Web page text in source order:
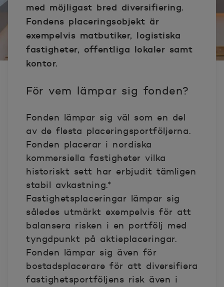
med möjligast bred diversifiering.
Fondens placeringsobjekt är
exempelvis matbutiker, logistiska
fastigheter, offentliga lokaler samt
kontor.
För vem lämpar sig fonden?
Fonden lämpar sig väl som en del
av de flesta placeringsportföljerna.
Fonden placerar i nordiska
kommersiella fastigheter vilka
historiskt sett har erbjudit tämligen
stabil avkastning.*
Fastighetsplaceringar lämpar sig
således utmärkt exempelvis för att
balansera risken i en portfölj med
tyngdpunkt på aktieplaceringar.
Fonden lämpar sig även för
bostadsplacerare för att diversifiera
fastighetsportföljens risk även i